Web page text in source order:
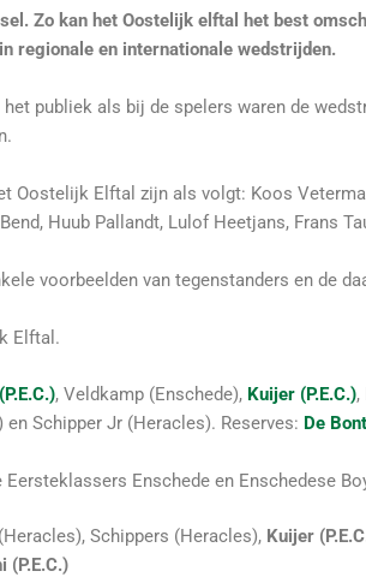
Zo kan het Oostelijk elftal het best
regionale en internationale wedstrijden.
publiek als bij de spelers waren de
Oostelijk Elftal zijn als volgt: Koos
Huub Pallandt, Lulof Heetjans, Frans
voorbeelden van tegenstanders en de
Elftal.
, Veldkamp (Enschede), Kuijer (P.E.C.),
en Schipper Jr (Heracles). Reserves: De
Enschede en Enschedese
Schippers (Heracles), Kuijer
(P.E.C.)